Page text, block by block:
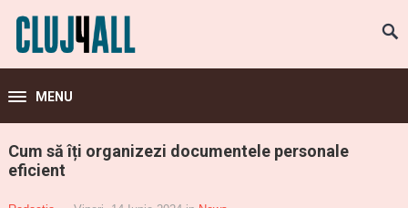
MENU
Cum să îți organizezi documentele personale
eficient